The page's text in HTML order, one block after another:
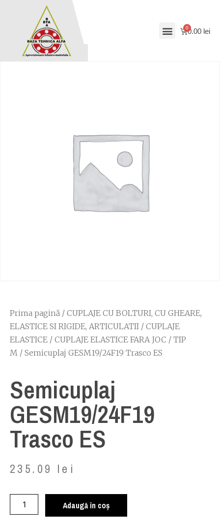
0.00 lei
Prima pagină / CUPLAJE CU BOLTURI, CU GHEARE,
ELASTICE SI RIGIDE, ARTICULATII / CUPLAJE
ELASTICE / CUPLAJE ELASTICE FARA JOC / TIP
M / Semicuplaj GESM19/24F19 Trasco ES
Semicuplaj
GESM19/24F19
Trasco ES
235.09 lei
Adaugă în coș